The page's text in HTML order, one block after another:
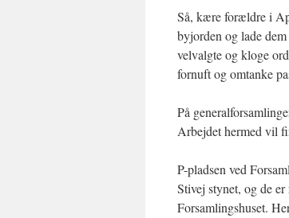
Så, kære forældre i
byjorden og lade
velvalgte og kloge
fornuft og omtanke
På
Arbejdet hermed vil
P-pladsen ved
Stivej stynet, og de
Forsamlingshuset.